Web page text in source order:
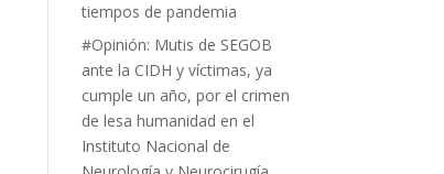
tiempos de pandemia
#Opinión: Mutis de SEGOB
ante la CIDH y víctimas, ya
cumple un año, por el crimen
de lesa humanidad en el
Instituto Nacional de